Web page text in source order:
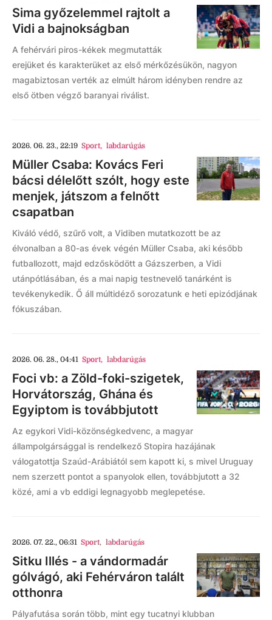
Sima győzelemmel rajtolt a
Vidi a bajnokságban
A fehérvári piros-kékek megmutatták
erejüket és karakterüket az első mérkőzésükön, nagyon
magabiztosan verték az elmúlt három idényben rendre az
első ötben végző baranyai riválist.
2026. 06. 23., 22:19 Sport, labdarúgás
Müller Csaba: Kovács Feri
bácsi délelőtt szólt, hogy este
menjek, játszom a felnőtt
csapatban
Kiváló védő, szűrő volt, a Vidiben mutatkozott be az
élvonalban a 80-as évek végén Müller Csaba, aki később
futballozott, majd edzősködött a Gázszerben, a Vidi
utánpótlásában, és a mai napig testnevelő tanárként is
tevékenykedik. Ő áll múltidéző sorozatunk e heti epizódjának
fókuszában.
2026. 06. 28., 04:41 Sport, labdarúgás
Foci vb: a Zöld-foki-szigetek,
Horvátország, Ghána és
Egyiptom is továbbjutott
Az egykori Vidi-közönségkedvenc, a magyar
állampolgársággal is rendelkező Stopira hazájának
válogatottja Szaúd-Arábiától sem kapott ki, s mivel Uruguay
nem szerzett pontot a spanyolok ellen, továbbjutott a 32
közé, ami a vb eddigi legnagyobb meglepetése.
2026. 07. 22., 06:31 Sport, labdarúgás
Sitku Illés - a vándormadár
gólvágó, aki Fehérváron talált
otthonra
Pályafutása során több, mint egy tucatnyi klubban